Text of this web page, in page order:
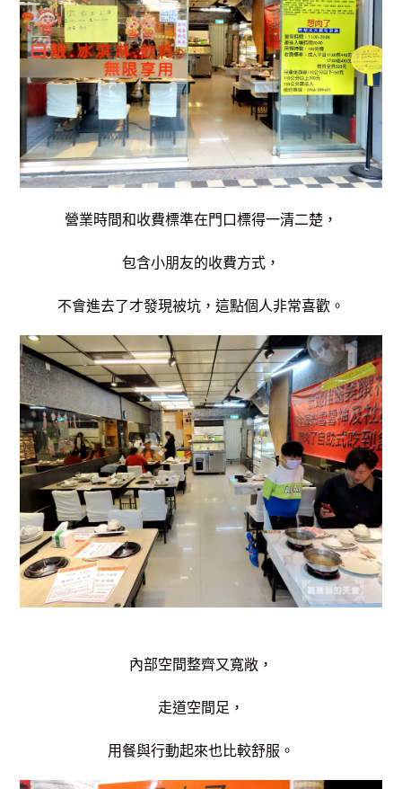
營業時間和收費標準在門口標得一清二楚，
包含小朋友的收費方式，
不會進去了才發現被坑， 這點個人非常喜歡。
內部空間整齊又寬敞，
走道空間足，
用餐與行動起來也比較舒服。